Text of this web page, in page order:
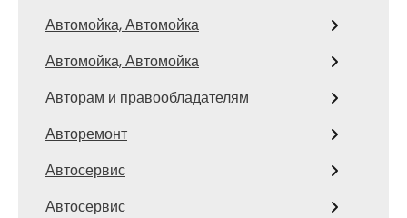
Автомойка, Автомойка
Автомойка, Автомойка
Авторам и правообладателям
Авторемонт
Автосервис
Автосервис